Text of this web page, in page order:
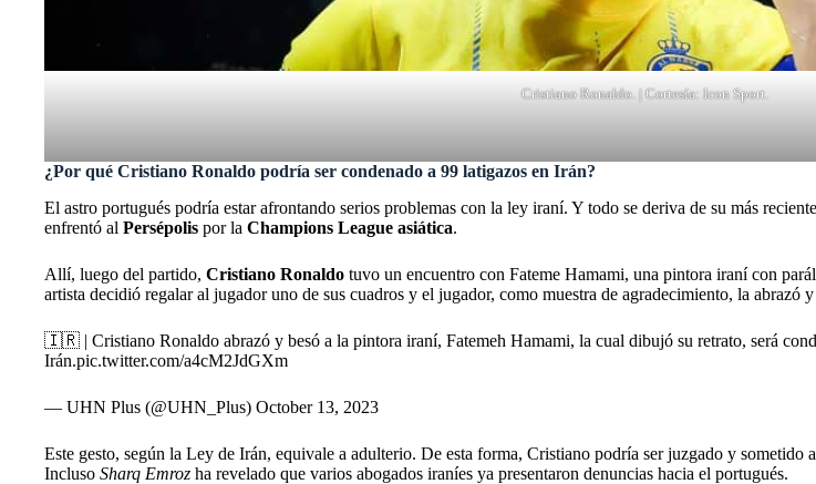
Cristiano Ronaldo. | Cortesía: Icon Sport.
¿Por qué Cristiano Ronaldo podría ser condenado a 99 latigazos en Irán?
El astro portugués podría estar afrontando serios problemas con la ley iraní. Y todo se deriva de su más
enfrentó al Persépolis por la Champions League asiática.
Allí, luego del partido, Cristiano Ronaldo tuvo un encuentro con Fateme Hamami, una pintora iraní con
artista decidió regalar al jugador uno de sus cuadros y el jugador, como muestra de agradecimiento, la abrazó
🇮🇷 | Cristiano Ronaldo abrazó y besó a la pintora iraní, Fatemeh Hamami, la cual dibujó su retrato, será
Irán.pic.twitter.com/a4cM2JdGXm
— UHN Plus (@UHN_Plus) October 13, 2023
Este gesto, según la Ley de Irán, equivale a adulterio. De esta forma, Cristiano podría ser juzgado y
Incluso Sharq Emroz ha revelado que varios abogados iraníes ya presentaron denuncias hacia el portugués.